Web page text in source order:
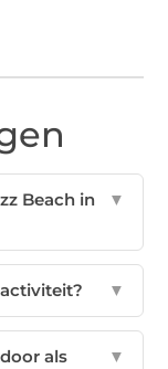
Beach in
▼
▼
als
▼